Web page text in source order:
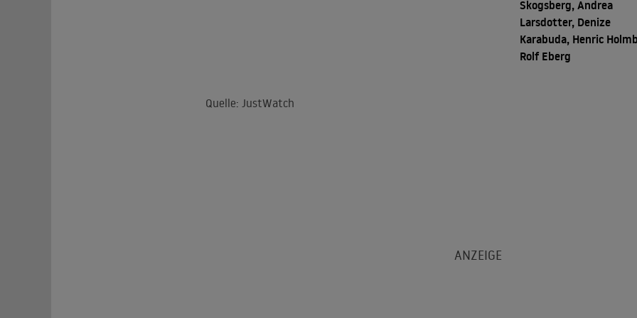
Skogsberg, Andrea
Larsdotter, Denize
Karabuda, Henric
Rolf Eberg
Quelle: JustWatch